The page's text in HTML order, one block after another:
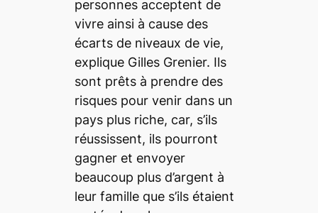
personnes acceptent de
vivre ainsi à cause des
écarts de niveaux de vie,
explique Gilles Grenier. Ils
sont prêts à prendre des
risques pour venir dans un
pays plus riche, car, s’ils
réussissent, ils pourront
gagner et envoyer
beaucoup plus d’argent à
leur famille que s’ils étaient